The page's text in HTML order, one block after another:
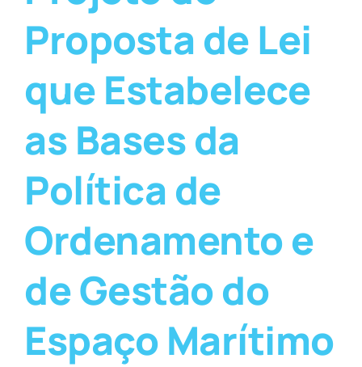
Proposta de Lei
que Estabelece
as Bases da
Política de
Ordenamento e
de Gestão do
Espaço Marítimo